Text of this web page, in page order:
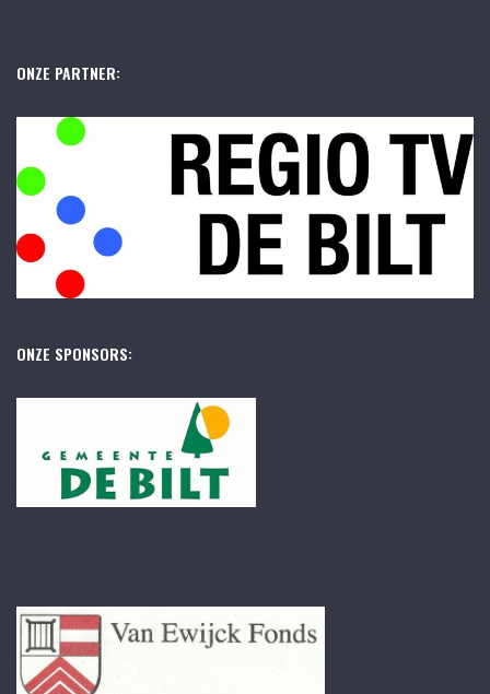
ONZE PARTNER:
ONZE SPONSORS: